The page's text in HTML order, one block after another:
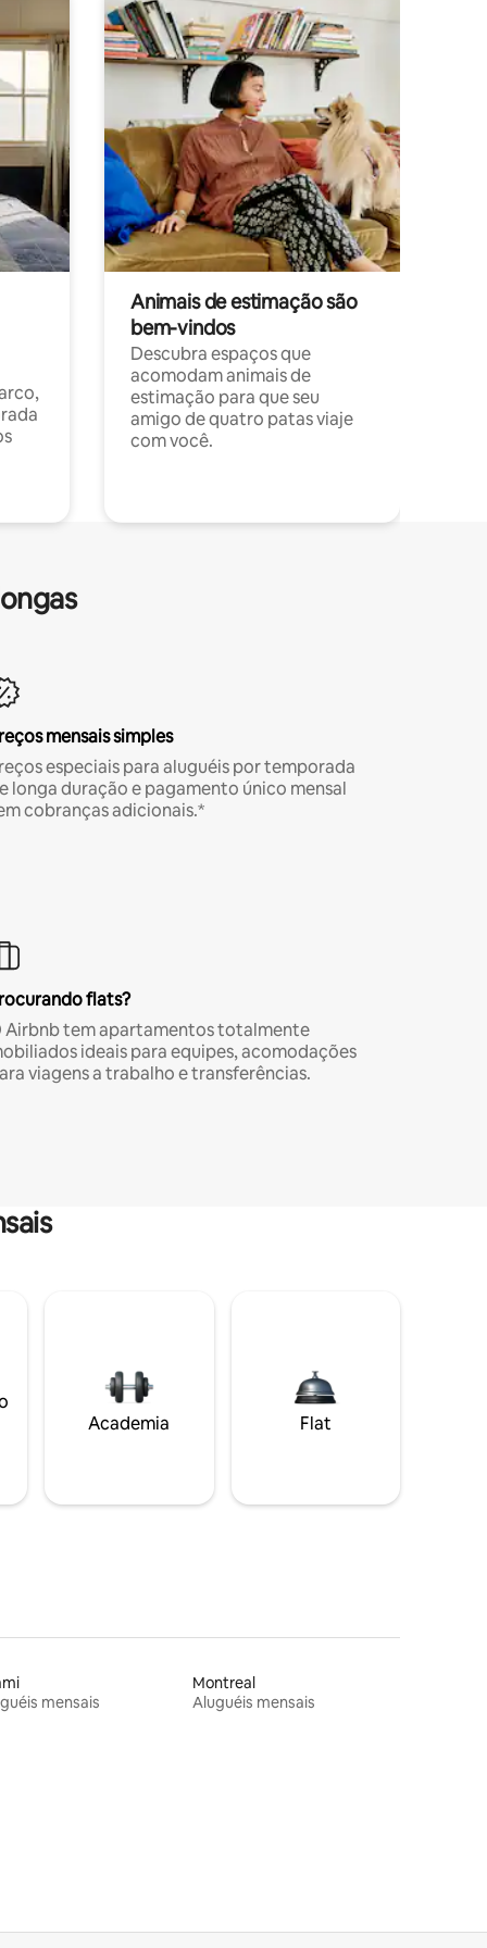
Animais de estimação são
bem-vindos
Descubra espaços que
acomodam animais de
estimação para que seu
amigo de quatro patas viaje
com você.
mensais simples
especiais para aluguéis por temporada
longa duração e pagamento único mensal
cobranças adicionais.*
flats?
Airbnb tem apartamentos totalmente
ideais para equipes, acomodações
viagens a trabalho e transferências.
Academia Flat
mensais
Montreal
Aluguéis mensais